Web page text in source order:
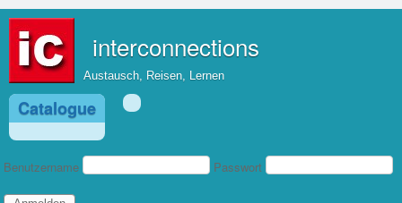
interconnections
Austausch, Reisen, Lernen
Catalogue
Benutzeranmeldung
Benutzername Passwort